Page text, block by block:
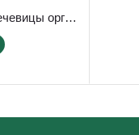
Мука из зеленой чечевицы органическая (жерновая) 1 кг TM Ahimsa